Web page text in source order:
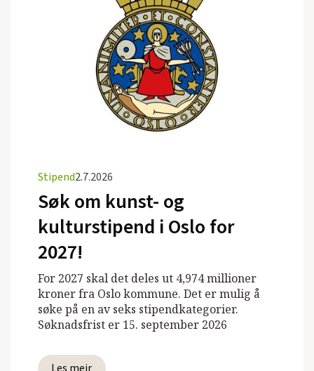
Stipend2.7.2026
Søk om kunst- og
kulturstipend i Oslo for
2027!
For 2027 skal det deles ut 4,974 millioner
kroner fra Oslo kommune. Det er mulig å
søke på en av seks stipendkategorier.
Søknadsfrist er 15. september 2026